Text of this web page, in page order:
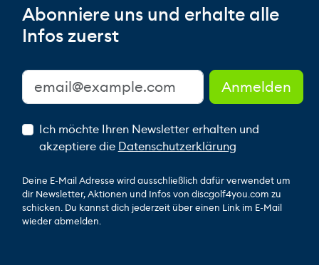
Abonniere uns und erhalte alle
Infos zuerst
Ich möchte Ihren Newsletter erhalten und
akzeptiere die Datenschutzerklärung
Deine E-Mail Adresse wird ausschließlich dafür verwendet um
dir Newsletter, Aktionen und Infos von discgolf4you.com zu
schicken. Du kannst dich jederzeit über einen Link im E-Mail
wieder abmelden.